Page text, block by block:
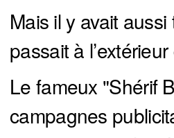
Mais il y avait
passait à
Le fameux "Shérif
campagnes